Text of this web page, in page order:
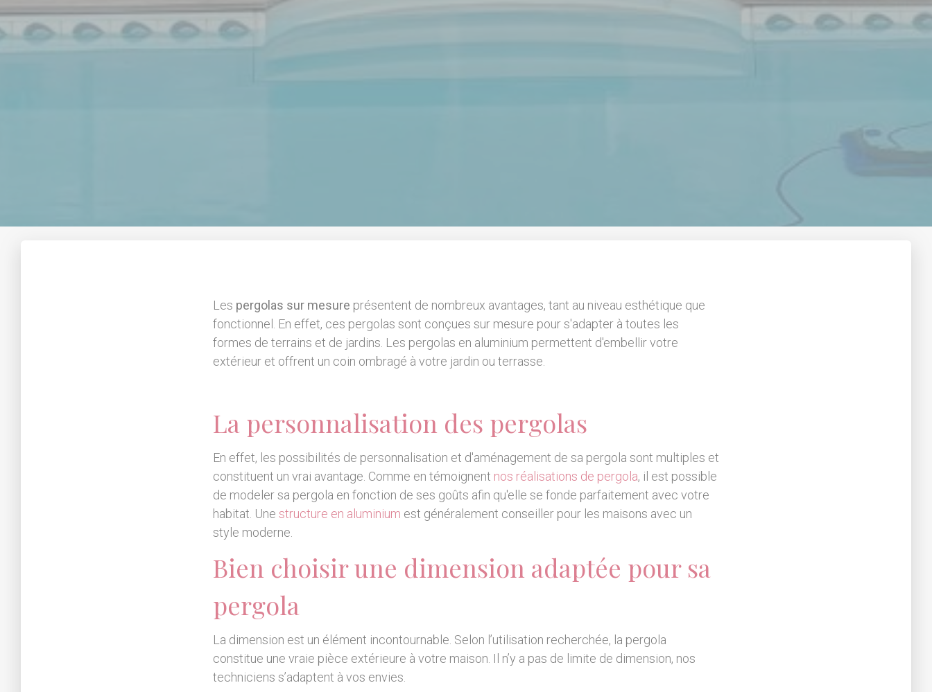
Les pergolas sur mesure présentent de nombreux avantages, tant au niveau esthétique que
fonctionnel. En effet, ces pergolas sont conçues sur mesure pour s'adapter à toutes les
formes de terrains et de jardins. Les pergolas en aluminium permettent d'embellir votre
extérieur et offrent un coin ombragé à votre jardin ou terrasse.
La personnalisation des pergolas
En effet, les possibilités de personnalisation et d'aménagement de sa pergola sont multiples et
constituent un vrai avantage. Comme en témoignent nos réalisations de pergola, il est possible
de modeler sa pergola en fonction de ses goûts afin qu'elle se fonde parfaitement avec votre
habitat. Une structure en aluminium est généralement conseiller pour les maisons avec un
style moderne.
Bien choisir une dimension adaptée pour sa
pergola
La dimension est un élément incontournable. Selon l’utilisation recherchée, la pergola
constitue une vraie pièce extérieure à votre maison. Il n’y a pas de limite de dimension, nos
techniciens s’adaptent à vos envies.